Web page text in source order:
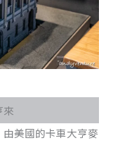
來
美國的卡車大亨麥